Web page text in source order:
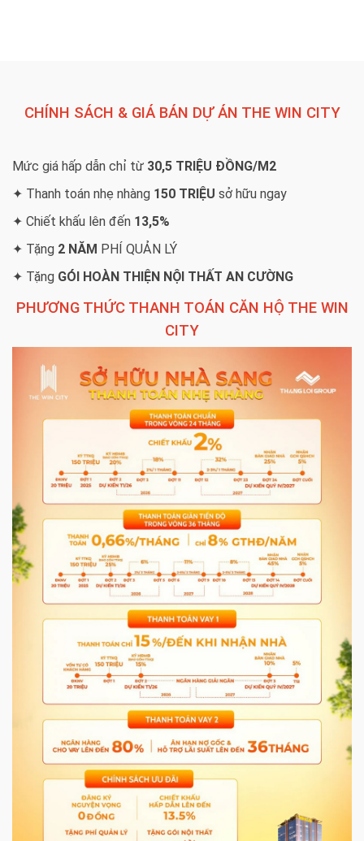
CHÍNH SÁCH & GIÁ BÁN DỰ ÁN THE WIN CITY
Mức giá hấp dẫn chỉ từ 30,5 TRIỆU ĐỒNG/M2
✦ Thanh toán nhẹ nhàng 150 TRIỆU sở hữu ngay
✦ Chiết khấu lên đến 13,5%
✦ Tặng 2 NĂM PHÍ QUẢN LÝ
✦ Tặng GÓI HOÀN THIỆN NỘI THẤT AN CƯỜNG
PHƯƠNG THỨC THANH TOÁN CĂN HỘ THE WIN
CITY